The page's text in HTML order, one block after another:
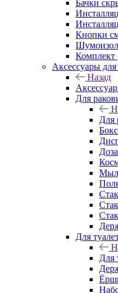
Бачки
Кнопки
Комплект
Аксессуары
Назад
Для
Для
Для
Для